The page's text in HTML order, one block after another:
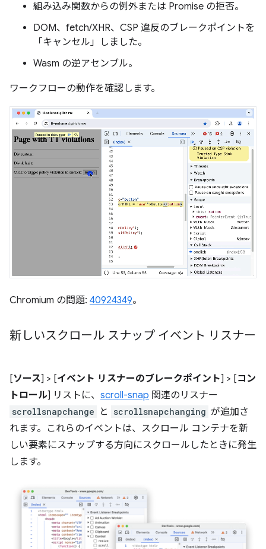
組み込み関数からの例外または Promise の拒否。
DOM、fetch/XHR、CSP 違反のブレークポイントを
「キャンセル」しました。
Wasm の逆アセンブル。
ワークフローの動作を確認します。
Chromium の問題: 40924349。
新しいスクロール スナップ イベント リスナー
[ソース] > [イベント リスナーのブレークポイント] > [コン
トロール] リストに、 scroll-snap 関連のリスナー
scrollsnapchange と scrollsnapchanging が追加さ
れます。これらのイベントは、スクロール コンテナを新
しい要素にスナップする方向にスクロールしたときに発生
します。